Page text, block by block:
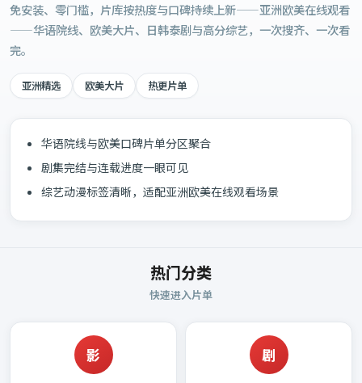
免安装、零门槛，片库按热度与口碑持续上新——亚洲欧美在线观看
——华语院线、欧美大片、日韩泰剧与高分综艺，一次搜齐、一次看
完。
亚洲精选 欧美大片 热更片单
华语院线与欧美口碑片单分区聚合
剧集完结与连载进度一眼可见
综艺动漫标签清晰，适配亚洲欧美在线观看场景
热门分类
快速进入片单
影 剧